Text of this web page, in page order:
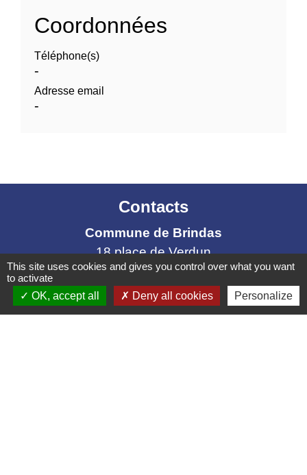
Coordonnées
Téléphone(s)
-
Adresse email
-
Contacts
Commune de Brindas
18 place de Verdun
69126 Brindas - FRANCE
+33 4 78 16 02 00
Contact par mail
This site uses cookies and gives you control over what you want
to activate
OK, accept all
Deny all cookies Personalize